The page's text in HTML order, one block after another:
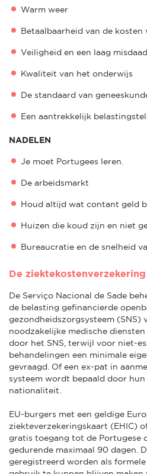
Warm weer
Betaalbaarheid van de kosten
Veiligheid en een laag
Kwaliteit van het onderwijs
De standaard van
Een aantrekkelijk
NADELEN
Je moet Portugees leren.
De arbeidsmarkt
Houd altijd wat contant geld
Huizen die koud zijn en niet
Bureaucratie en de snelheid
De ziektekostenverzekering
De Serviço Nacional de Sade
de belasting gefinancierde
gezondheidszorgsysteem (SNS)
noodzakelijke medische
door het SNS, terwijl voor niet-
behandelingen een minimale
gevraagd. Of een ex-pat in
systeem wordt bepaald door
nationaliteit.
EU-burgers met een geldige
ziekteverzekeringskaart (EHIC)
gratis toegang tot de Portugese
gedurende maximaal 90 dagen.
geregistreerd worden als